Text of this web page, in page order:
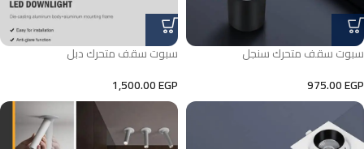
سبوت سقف متحرك سنجل
975.00EGP
سبوت سقف متحرك دبل
1,500.00EGP